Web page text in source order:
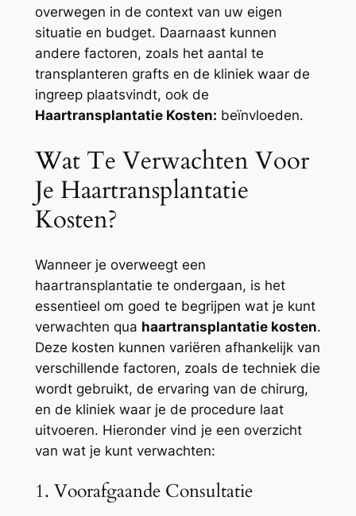
overwegen in de context van uw eigen
situatie en budget. Daarnaast kunnen
andere factoren, zoals het aantal te
transplanteren grafts en de kliniek waar de
ingreep plaatsvindt, ook de
Haartransplantatie Kosten: beïnvloeden.
Wat Te Verwachten Voor
Je Haartransplantatie
Kosten?
Wanneer je overweegt een
haartransplantatie te ondergaan, is het
essentieel om goed te begrijpen wat je kunt
verwachten qua haartransplantatie kosten.
Deze kosten kunnen variëren afhankelijk van
verschillende factoren, zoals de techniek die
wordt gebruikt, de ervaring van de chirurg,
en de kliniek waar je de procedure laat
uitvoeren. Hieronder vind je een overzicht
van wat je kunt verwachten:
1. Voorafgaande Consultatie